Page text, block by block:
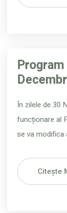
În zilele de 30
funcționare al
se va modifica
Citește